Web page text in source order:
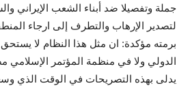
جملة وتفصيلا ضد أبناء الشعب الإيراني
لتصدير الإرهاب والتطرف إلى ارجاء
برمته مؤكدة: ان مثل هذا النظام لا يستحق
الدولي ولا في منظمة المؤتمر الإسلامي
يدلى بهذه التصريحات في الوقت الذي